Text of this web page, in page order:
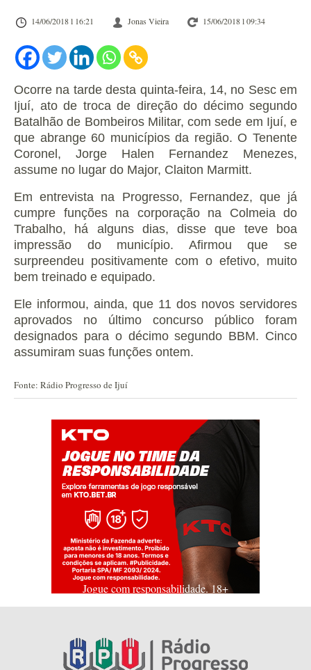
14/06/2018 l 16:21 Jonas Vieira 15/06/2018 l 09:34
Ocorre na tarde desta quinta-feira, 14, no Sesc em
Ijuí, ato de troca de direção do décimo segundo
Batalhão de Bombeiros Militar, com sede em Ijuí, e
que abrange 60 municípios da região. O Tenente
Coronel, Jorge Halen Fernandez Menezes,
assume no lugar do Major, Claiton Marmitt.
Em entrevista na Progresso, Fernandez, que já
cumpre funções na corporação na Colmeia do
Trabalho, há alguns dias, disse que teve boa
impressão do município. Afirmou que se
surpreendeu positivamente com o efetivo, muito
bem treinado e equipado.
Ele informou, ainda, que 11 dos novos servidores
aprovados no último concurso público foram
designados para o décimo segundo BBM. Cinco
assumiram suas funções ontem.
Fonte: Rádio Progresso de Ijuí
Jogue com responsabilidade. 18+